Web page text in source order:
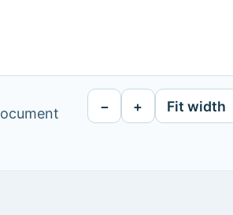
− + Fit width